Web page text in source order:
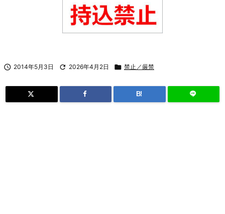
 2014年5月3日  2026年4月2日  禁止／厳禁
B!